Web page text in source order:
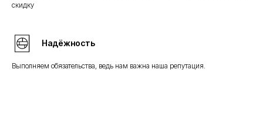
скидку
Надёжность
Выполняем обязательства, ведь нам важна наша репутация.